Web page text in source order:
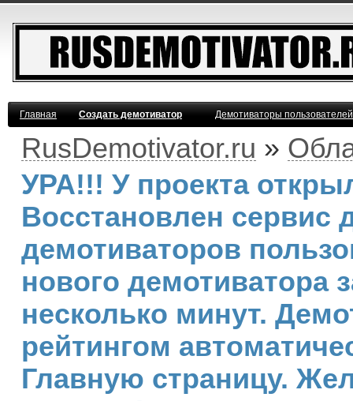
Главная Создать демотиватор Демотиваторы
RusDemotivator.ru »
УРА!!! У проекта
Восстановлен сервис
демотиваторов
нового демотиватора
несколько минут.
рейтингом
Главную страницу.